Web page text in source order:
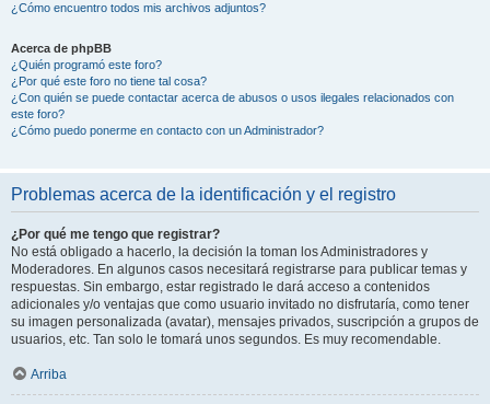
¿Cómo encuentro todos mis archivos adjuntos?
Acerca de phpBB
¿Quién programó este foro?
¿Por qué este foro no tiene tal cosa?
¿Con quién se puede contactar acerca de abusos o usos ilegales relacionados con
este foro?
¿Cómo puedo ponerme en contacto con un Administrador?
Problemas acerca de la identificación y el registro
¿Por qué me tengo que registrar?
No está obligado a hacerlo, la decisión la toman los Administradores y
Moderadores. En algunos casos necesitará registrarse para publicar temas y
respuestas. Sin embargo, estar registrado le dará acceso a contenidos
adicionales y/o ventajas que como usuario invitado no disfrutaría, como tener
su imagen personalizada (avatar), mensajes privados, suscripción a grupos de
usuarios, etc. Tan solo le tomará unos segundos. Es muy recomendable.
Arriba